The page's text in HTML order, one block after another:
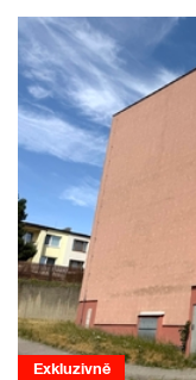
Exkluzivně